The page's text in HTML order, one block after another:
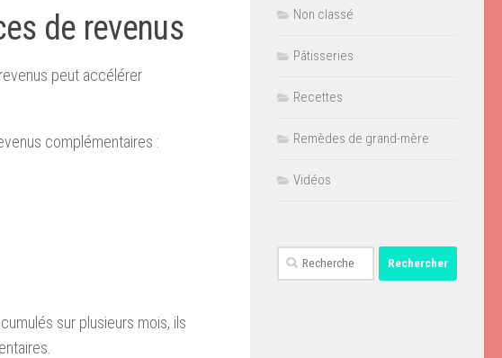
de revenus
peut accélérer
complémentaires :
sur plusieurs mois, ils
Non classé
Pâtisseries
Recettes
Remèdes de grand-mère
Vidéos
Rechercher :